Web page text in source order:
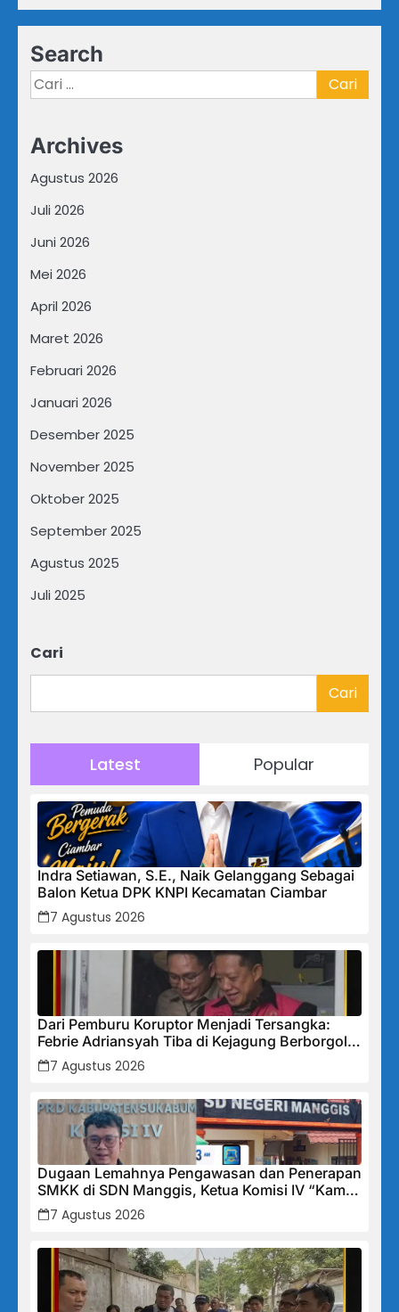
Search
Cari
untuk:
Archives
Agustus 2026
Juli 2026
Juni 2026
Mei 2026
April 2026
Maret 2026
Februari 2026
Januari 2026
Desember 2025
November 2025
Oktober 2025
September 2025
Agustus 2025
Juli 2025
Cari
Cari
Latest Popular
Indra Setiawan, S.E., Naik Gelanggang Sebagai
Balon Ketua DPK KNPI Kecamatan Ciambar
7 Agustus 2026
Dari Pemburu Koruptor Menjadi Tersangka:
Febrie Adriansyah Tiba di Kejagung Berborgol,
Bawa Map Biru dan Senyum Penuh Teka-teki
7 Agustus 2026
Dugaan Lemahnya Pengawasan dan Penerapan
SMKK di SDN Manggis, Ketua Komisi IV “Kami
Tidak Akan Segan Menindak”
7 Agustus 2026